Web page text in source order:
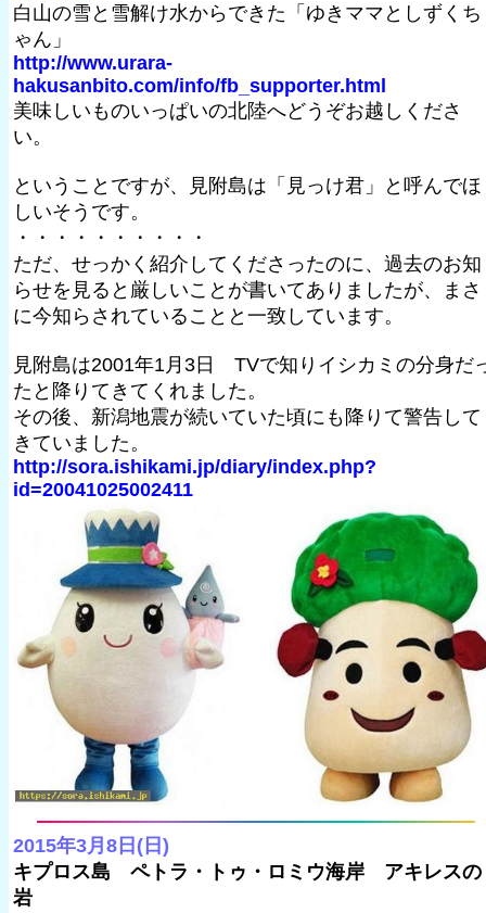
白山の雪と雪解け水からできた「ゆきママとしずくち
ゃん」
http://www.urara-
hakusanbito.com/info/fb_supporter.html
美味しいものいっぱいの北陸へどうぞお越しくださ
い。
ということですが、見附島は「見っけ君」と呼んでほ
しいそうです。
・・・・・・・・・・
ただ、せっかく紹介してくださったのに、過去のお知
らせを見ると厳しいことが書いてありましたが、まさ
に今知らされていることと一致しています。
見附島は2001年1月3日 TVで知りイシカミの分身だ
たと降りてきてくれました。
その後、新潟地震が続いていた頃にも降りて警告して
きていました。
http://sora.ishikami.jp/diary/index.php?
id=20041025002411
2015年3月8日(日)
キプロス島 ペトラ・トゥ・ロミウ海岸 アキレスの
岩